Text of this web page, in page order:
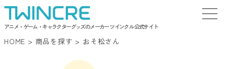
アニメ・ゲーム・キャラクターグッズのメーカー ツインクル 公式サイト
HOME > 商品を探す > おそ松さん